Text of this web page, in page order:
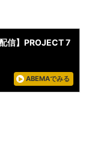
信】PROJECT 7
ABEMAでみる